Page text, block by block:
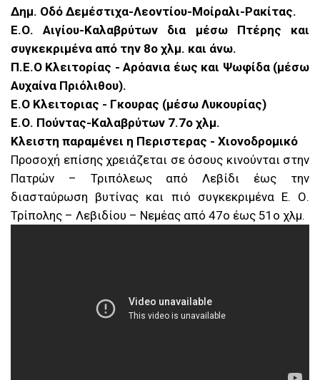
Δημ. Οδό Δεμέστιχα-Λεοντίου-Μοίραλι-Ρακίτας.
Ε.Ο. Αιγίου-Καλαβρύτων δια μέσω Πτέρης και
συγκεκριμένα από την 8ο χλμ. και άνω.
Π.Ε.Ο Κλειτορίας - Αρόανια έως και Ψωφίδα (μέσω
Αυχαίνα Πριόλιθου).
Ε.Ο Κλειτοριας - Γκουρας (μέσω Λυκουρίας)
Ε.Ο. Πούντας-Καλαβρύτων 7.7ο χλμ.
Κλειστη παραμένει η Περιστερας - Χιονοδρομικό
Προσοχή επίσης χρειάζεται σε όσους κινούνται στην
Πατρών – Τριπόλεως από Λεβίδι έως την
διασταύρωση βυτίνας και πιό συγκεκριμένα Ε. Ο.
Τρίπολης – Λεβιδίου – Νεμέας από 47ο έως 51ο χλμ.